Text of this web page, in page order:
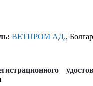
ВЕТПРОМ АД.,